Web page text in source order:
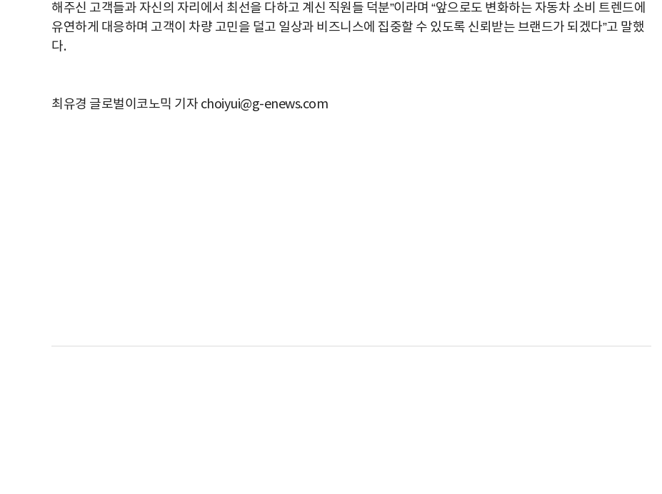
해주신 고객들과 자신의 자리에서 최선을 다하고 계신 직원들 덕분”이라며 “앞으로도 변화하는 자동차 소비 트렌드에
유연하게 대응하며 고객이 차량 고민을 덜고 일상과 비즈니스에 집중할 수 있도록 신뢰받는 브랜드가 되겠다”고 말했
다.
최유경 글로벌이코노믹 기자 choiyui@g-enews.com